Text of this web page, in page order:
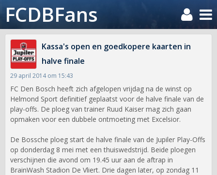
FCDBFans
Kassa's open en goedkopere kaarten in
halve finale
29 april 2014 om 15:43
FC Den Bosch heeft zich afgelopen vrijdag na de winst op
Helmond Sport definitief geplaatst voor de halve finale van de
play-offs. De ploeg van trainer Ruud Kaiser mag zich gaan
opmaken voor een dubbele ontmoeting met Excelsior.
De Bossche ploeg start de halve finale van de Jupiler Play-Offs
op donderdag 8 mei met een thuiswedstrijd. Beide ploegen
verschijnen die avond om 19.45 uur aan de aftrap in
BrainWash Stadion De Vliert. Drie dagen later, op zondag 11